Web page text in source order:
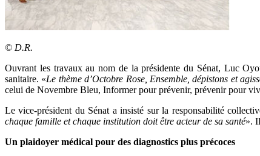
© D.R.
Ouvrant les travaux au nom de la présidente du Sénat, Luc
sanitaire. «Le thème d’Octobre Rose, Ensemble, dépistons et
celui de Novembre Bleu, Informer pour prévenir, prévenir pour
Le vice-président du Sénat a insisté sur la responsabilité
chaque famille et chaque institution doit être acteur de sa santé».
Un plaidoyer médical pour des diagnostics plus précoces